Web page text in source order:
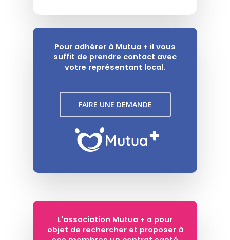
Pour adhérer à Mutua + il vous
suffit de prendre contact avec
votre représentant local.
FAIRE UNE DEMANDE
L'association Mutua + a pour
objet de rechercher et proposer à